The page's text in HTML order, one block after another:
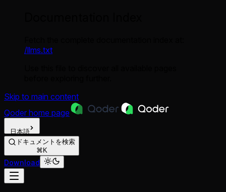
/llms.txt
Skip to main content
Qoder home page
日本語
ドキュメントを検索
⌘K
Download